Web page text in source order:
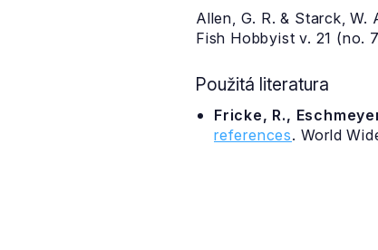
Allen, G. R. & Starck,
Fish Hobbyist v. 21 (no.
Použitá literatura
Fricke, R.,
references. World